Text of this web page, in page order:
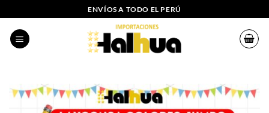
al
contenido
ENVÍOS A TODO EL PERÚ